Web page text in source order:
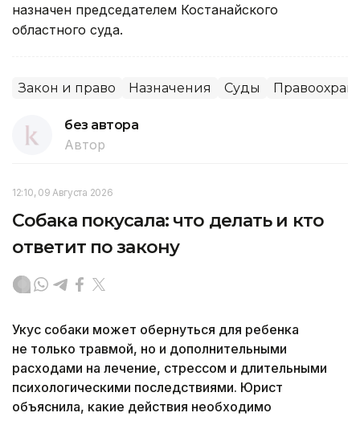
назначен председателем Костанайского
областного суда.
Закон и право Назначения Суды
без автора
Автор
12:10, 09 Августа 2026
Собака покусала: что делать и кто
ответит по закону
Укус собаки может обернуться для ребенка
не только травмой, но и дополнительными
расходами на лечение, стрессом и длительными
психологическими последствиями. Юрист
объяснила, какие действия необходимо